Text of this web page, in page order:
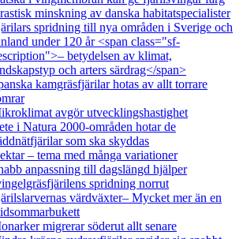
minskning av danska habitatspecialister
spridning till nya områden i Sverige och
under 120 år <span class="sf-
betydelsen av klimat,
och arters särdrag</span>
kamgräsfjärilar hotas av allt torrare
avgör utvecklingshastighet
i Natura 2000-områden hotar de
som ska skyddas
– tema med många variationer
anpassning till dagslängd hjälper
spridning norrut
värdväxter– Mycket mer än en
migrerar söderut allt senare